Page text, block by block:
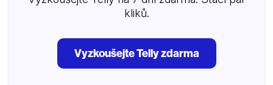
kliků.
Vyzkoušejte Telly zdarma